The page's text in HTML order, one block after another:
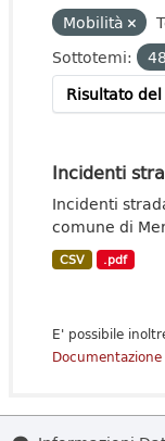
Mobilità
Sottotemi:
Risultato
Incidenti
Incidenti
comune di
CSV .pdf
E' possibile
Documentazione